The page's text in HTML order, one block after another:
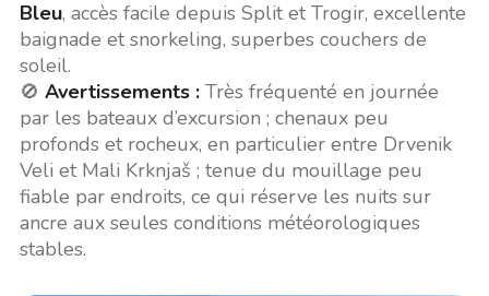
Bleu, accès facile depuis Split et Trogir, excellente
baignade et snorkeling, superbes couchers de
soleil.
🚫 Avertissements :Très fréquenté en journée
par les bateaux d’excursion ; chenaux peu
profonds et rocheux, en particulier entre Drvenik
Veli et Mali Krknjaš ; tenue du mouillage peu
fiable par endroits, ce qui réserve les nuits sur
ancre aux seules conditions météorologiques
stables.